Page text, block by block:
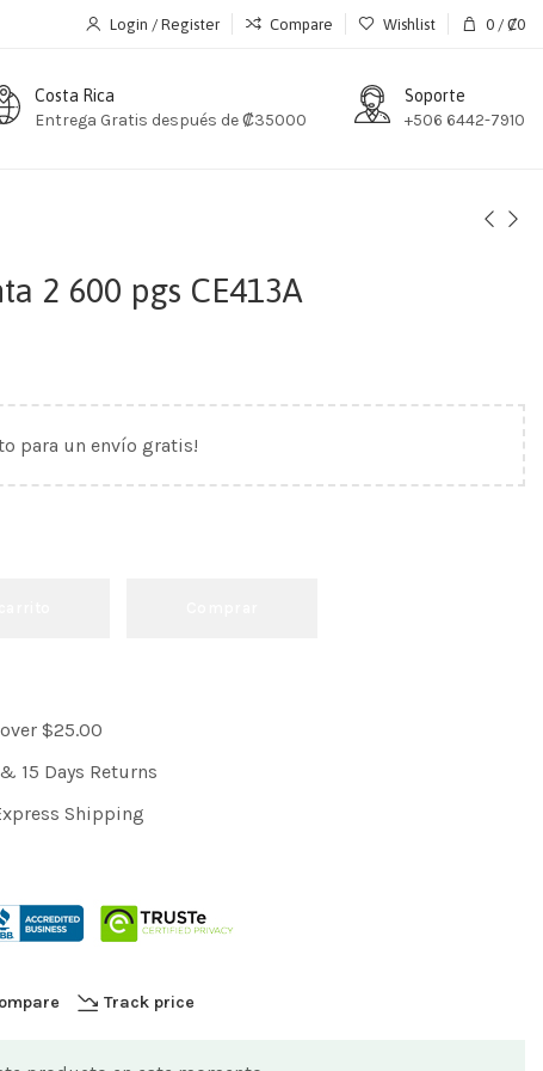
Login / Register Compare Wishlist 0 / ₡0
Costa Rica
Entrega Gratis después de ₡35000
Soporte
+506 6442-7910
2 600 pgs CE413A
para un envío gratis!
$25.00
15 Days Returns
Shipping
Track price